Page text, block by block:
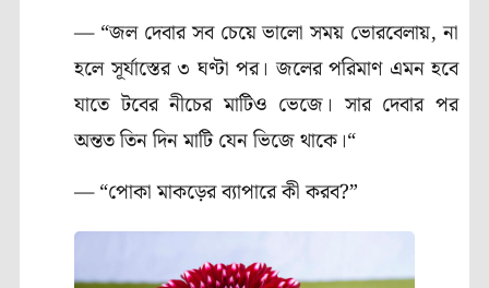
— “জল দেবার সব চেয়ে ভালো সময় ভোরবেলায়, না
হলে সূর্যাস্তের ৩ ঘণ্টা পর। জলের পরিমাণ এমন হবে
যাতে টবের নীচের মাটিও ভেজে। সার দেবার পর
অন্তত তিন দিন মাটি যেন ভিজে থাকে।“
— “পোকা মাকড়ের ব্যাপারে কী করব?”